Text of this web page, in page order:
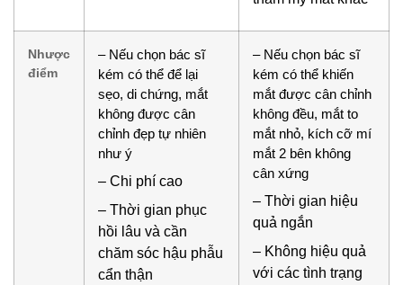
Nhược
điểm
– Nếu chọn bác sĩ
kém có thể để lại
sẹo, di chứng, mắt
không được cân
chỉnh đẹp tự nhiên
như ý
– Chi phí cao
– Thời gian phục
hồi lâu và cần
chăm sóc hậu phẫu
cẩn thận
– Nếu chọn bác sĩ
kém có thể khiến
mắt được cân chỉnh
không đều, mắt to
mắt nhỏ, kích cỡ mí
mắt 2 bên không
cân xứng
– Thời gian hiệu
quả ngắn
– Không hiệu quả
với các tình trạng